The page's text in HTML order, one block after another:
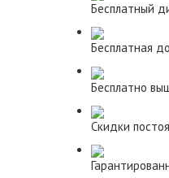
Бесплатный
Бесплатная
Бесплатно
Скидки